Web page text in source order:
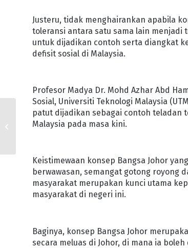
Justeru, tidak menghairankan apabila
toleransi antara satu sama lain menjadi
untuk dijadikan contoh serta diangkat
defisit sosial di Malaysia.
Profesor Madya Dr. Mohd Azhar Abd
Sosial, Universiti Teknologi Malaysia
patut dijadikan sebagai contoh teladan
Malaysia pada masa kini.
Keistimewaan konsep Bangsa Johor
berwawasan, semangat gotong royong
masyarakat merupakan kunci utama
masyarakat di negeri ini.
Baginya, konsep Bangsa Johor
secara meluas di Johor, di mana ia
REZEKI TUJUH
SEKELUARGA TUNAI HAJI